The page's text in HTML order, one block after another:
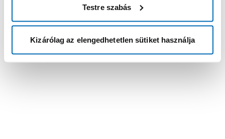
Testre szabás
Kizárólag az elengedhetetlen sütiket használja